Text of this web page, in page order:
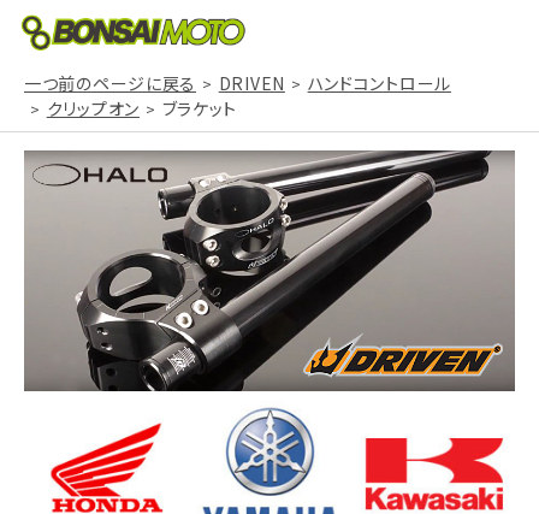
一つ前のページに戻る DRIVEN
ハンドコントロール
クリップオン
ブラケット